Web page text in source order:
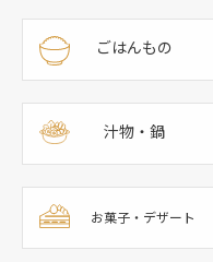
ごはんもの
汁物・鍋
お菓子・デザート